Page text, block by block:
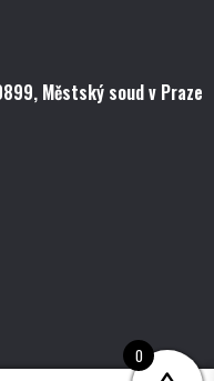
Městský soud v Praze
0